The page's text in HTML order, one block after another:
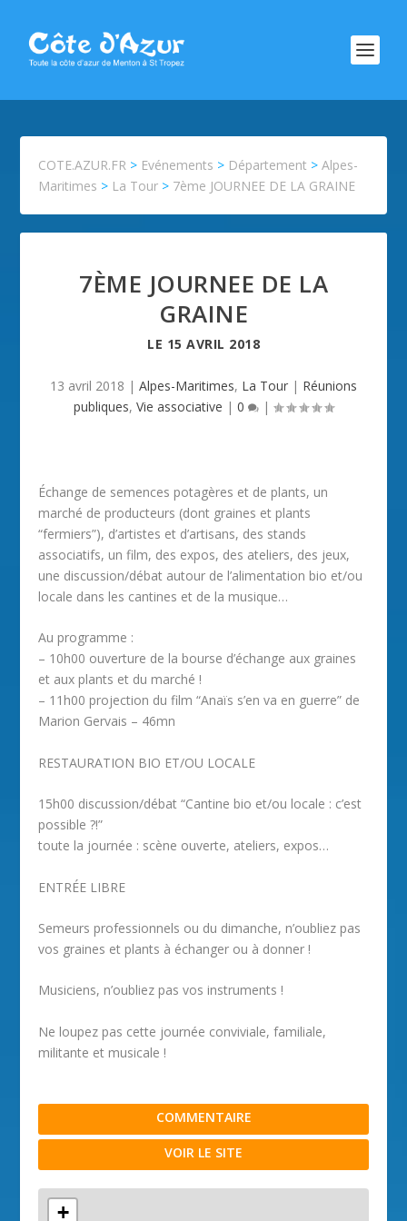
COTE.AZUR.FR > Evénements > Département >Alpes-
Maritimes > La Tour > 7ème JOURNEE DE LA GRAINE
7ÈME JOURNEE DE LA
GRAINE
LE 15 AVRIL 2018
13 avril 2018 | Alpes-Maritimes, La Tour | Réunions
publiques, Vie associative | 0 |
Échange de semences potagères et de plants, un
marché de producteurs (dont graines et plants
“fermiers”), d’artistes et d’artisans, des stands
associatifs, un film, des expos, des ateliers, des jeux,
une discussion/débat autour de l’alimentation bio et/ou
locale dans les cantines et de la musique…
Au programme :
– 10h00 ouverture de la bourse d’échange aux graines
et aux plants et du marché !
– 11h00 projection du film “Anaïs s’en va en guerre” de
Marion Gervais – 46mn
RESTAURATION BIO ET/OU LOCALE
15h00 discussion/débat “Cantine bio et/ou locale : c’est
possible ?!”
toute la journée : scène ouverte, ateliers, expos…
ENTRÉE LIBRE
Semeurs professionnels ou du dimanche, n’oubliez pas
vos graines et plants à échanger ou à donner !
Musiciens, n’oubliez pas vos instruments !
Ne loupez pas cette journée conviviale, familiale,
militante et musicale !
COMMENTAIRE
VOIR LE SITE
+